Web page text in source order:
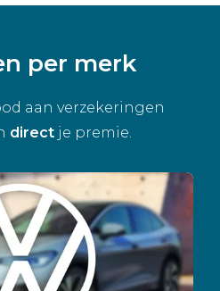
per merk
aan verzekeringen
direct je premie.